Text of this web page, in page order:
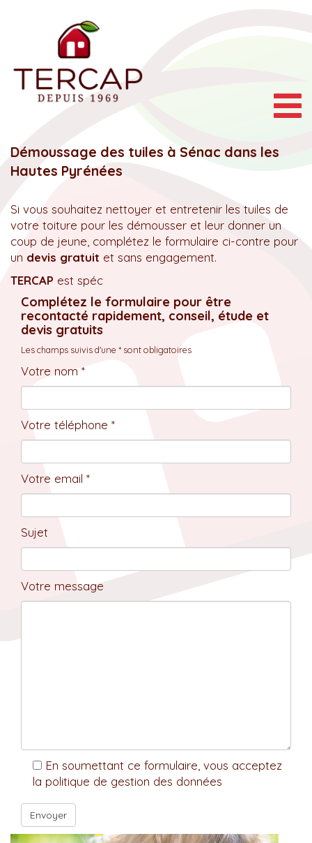
Démoussage des tuiles à Sénac dans les
Hautes Pyrénées
Si vous souhaitez nettoyer et entretenir les tuiles de
votre toiture pour les démousser et leur donner un
coup de jeune, complétez le formulaire ci-contre pour
un devis gratuit et sans engagement.
TERCAP est spéc
Complétez le formulaire pour être
recontacté rapidement, conseil, étude et
devis gratuits
Les champs suivis d'une * sont obligatoires
Votre nom *
Votre téléphone *
Votre email *
Sujet
Votre message
En soumettant ce formulaire, vous acceptez
la politique de gestion des données